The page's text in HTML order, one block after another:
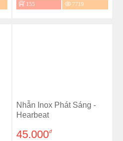
155 7719
Nhẫn Inox Phát Sáng -
Hearbeat
45.000đ